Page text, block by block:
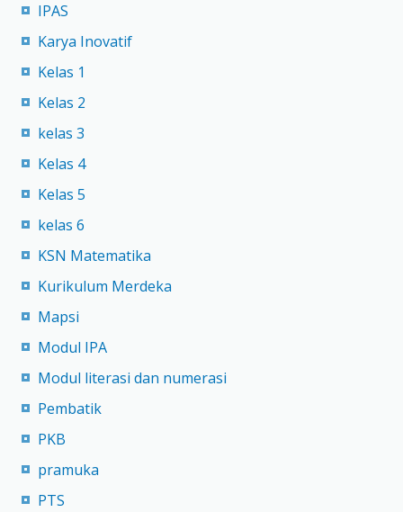
IPAS
Karya Inovatif
Kelas 1
Kelas 2
kelas 3
Kelas 4
Kelas 5
kelas 6
KSN Matematika
Kurikulum Merdeka
Mapsi
Modul IPA
Modul literasi dan numerasi
Pembatik
PKB
pramuka
PTS